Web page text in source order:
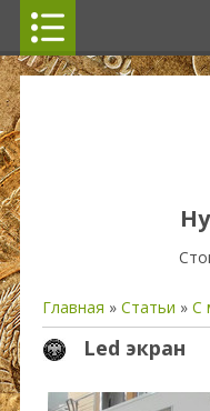
Главная » Статьи » С
Led экран